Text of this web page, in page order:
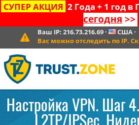
СУПЕР АКЦИЯ 2 Года + 1 год
сегодня >>
Ваш IP: 216.73.216.69· США·
Вас можно отследить по IP.
Настройка VPN. Шаг